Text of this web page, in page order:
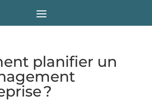
planifier un
?